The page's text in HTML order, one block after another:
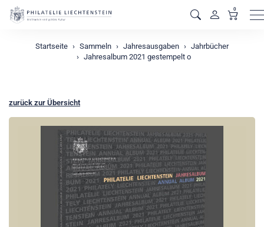
0
Startseite Sammeln Jahresausgaben
Jahrbücher
Jahresalbum 2021 gestempelt o
zurück zur Übersicht